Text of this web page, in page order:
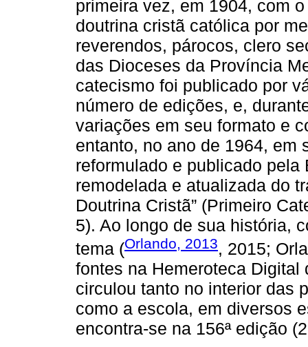
primeira vez, em 1904, com
doutrina cristã católica por
reverendos, párocos, clero
das Dioceses da Província
catecismo foi publicado por
número de edições, e,
variações em seu formato e
entanto, no ano de 1964, em
reformulado e publicado pela
remodelada e atualizada do
Doutrina Cristã” (Primeiro
5). Ao longo de sua história,
tema (Orlando, 2013, 2015;
fontes na Hemeroteca
circulou tanto no interior das
como a escola, em diversos
encontra-se na 156ª edição